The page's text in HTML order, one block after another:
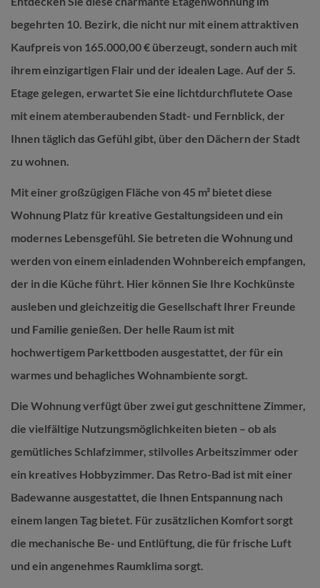
begehrten 10. Bezirk, die nicht nur mit einem attraktiven
Kaufpreis von 165.000,00 € überzeugt, sondern auch mit
ihrem einzigartigen Flair und der idealen Lage. Auf der 5.
Etage gelegen, erwartet Sie eine lichtdurchflutete Oase
mit einem atemberaubenden Stadt- und Fernblick, der
Ihnen täglich das Gefühl gibt, über den Dächern der Stadt
zu wohnen.
Mit einer großzügigen Fläche von 45 m² bietet diese
Wohnung Platz für kreative Gestaltungsideen und ein
modernes Lebensgefühl. Sie betreten die Wohnung und
werden von einem einladenden Wohnbereich empfangen,
der in die Küche führt. Hier können Sie Ihre Kochkünste
ausleben und gleichzeitig die Gesellschaft Ihrer Freunde
und Familie genießen. Der helle Raum ist mit
hochwertigem Parkettboden ausgestattet, der für ein
warmes und behagliches Wohnambiente sorgt.
Die Wohnung verfügt über zwei gut geschnittene Zimmer,
die vielfältige Nutzungsmöglichkeiten bieten – ob als
gemütliches Schlafzimmer, stilvolles Arbeitszimmer oder
ein kreatives Hobbyzimmer. Das Retro-Bad ist mit einer
Badewanne ausgestattet, die Ihnen Entspannung nach
einem langen Tag bietet. Für zusätzlichen Komfort sorgt
die mechanische Be- und Entlüftung, die für frische Luft
und ein angenehmes Raumklima sorgt.